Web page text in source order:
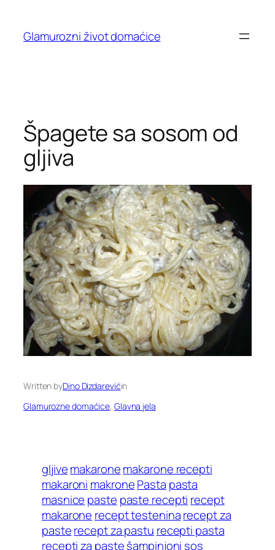
content
Glamurozni život domaćice
Špagete sa sosom od
gljiva
Written byDino Dizdarevićin
Glamurozne domaćice, Glavna jela
gljivemakaronemakarone recepti
makaroni makronePasta pasta
masnice paste paste recepti recept
makarone recept testeninarecept za
pasterecept za pastu recepti pasta
recepti za pastešampinjoni sos